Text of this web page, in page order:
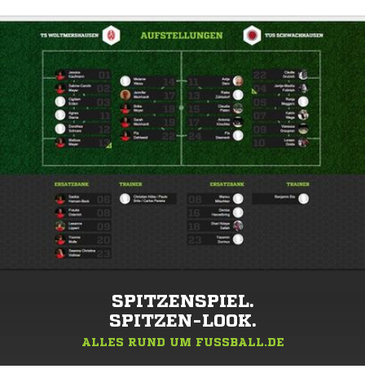
SPITZENSPIEL.
SPITZEN-LOOK.
ALLES RUND UM FUSSBALL.DE